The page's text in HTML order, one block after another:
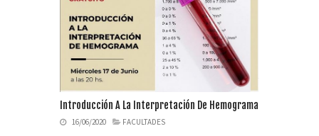
Introducción A La Interpretación De Hemograma
16/06/2020 FACULTADES